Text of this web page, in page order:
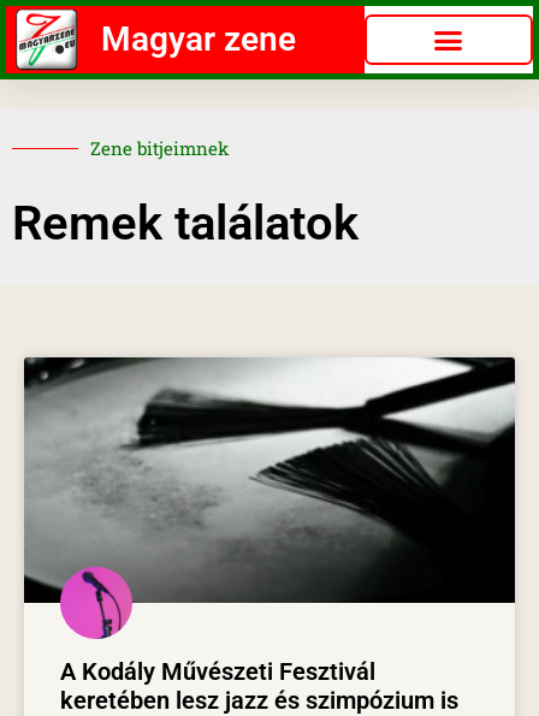
Magyar zene
Zene bitjeimnek
Remek találatok
A Kodály Művészeti Fesztivál
keretében lesz jazz és szimpózium is